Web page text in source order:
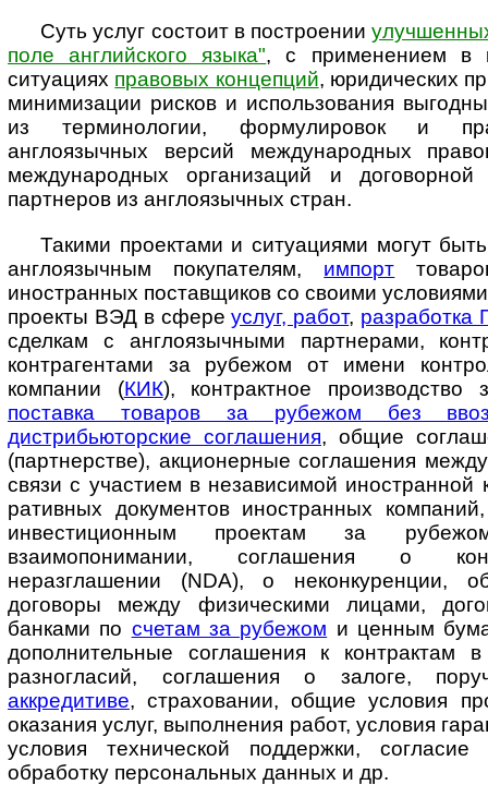
Суть услуг состоит в построении
поле английского языка", с при­ме­не­ни­ем в
ситуациях правовых концепций, юридических
ми­ни­ми­за­ции рисков и использования
из терминологии, формулировок и
англоязычных версий международных
международных ор­га­ни­за­ций и договорной
партнеров из англоязычных стран.
Такими проектами и ситуациями могут
англоязычным покупателям, импорт
иностранных поставщиков со своими
проекты ВЭД в сфереуслуг, работ, разработка
сделкам с англоязычными партнерами,
контрагентами за рубежом от имени
компании (КИК), контрактное
поставка товаров за рубежом без
дистрибьюторские соглашения, общие
(партнерстве), акционерные соглашения
связи с участием в независимой иностранной
ра­тив­ных документов иностранных
инвестиционным проектам за
взаимопонимании, соглашения о
неразглашении (NDA), о не­кон­ку­рен­ции,
договоры между физическими лицами,
банками по счетам за рубежом и ценным
дополнительные соглашения к контрактам
разногласий, соглашения о залоге,
аккредитиве, страховании, об­щие условия
оказания услуг, выполнения работ, условия
условия технической поддержки,
обработку персональных данных и др.